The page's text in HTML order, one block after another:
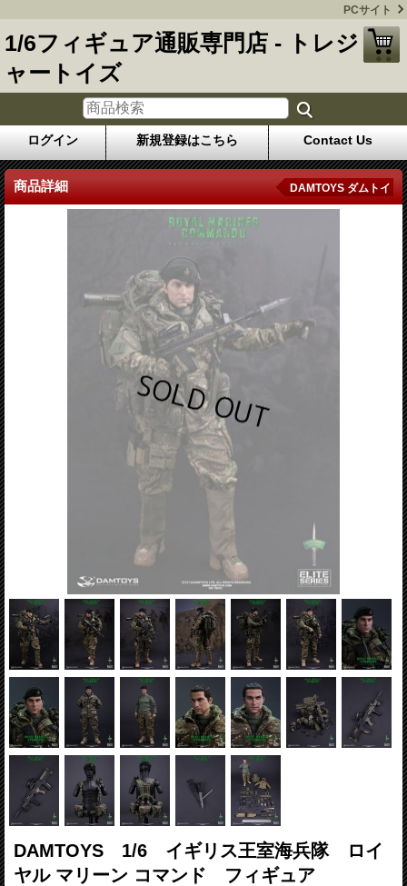
PCサイト
1/6フィギュア通販専門店 - トレジ
ャートイズ
ログイン 新規登録はこちら Contact Us
商品詳細 DAMTOYS ダムトイ
DAMTOYS 1/6 イギリス王室海兵隊 ロイ
ヤル マリーン コマンド フィギュア